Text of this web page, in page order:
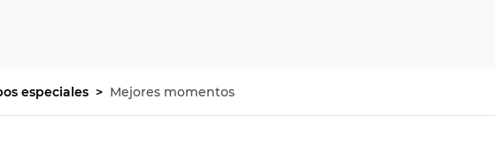
especiales Mejores momentos